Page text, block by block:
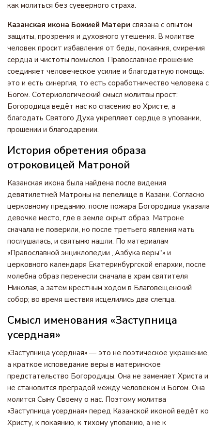
как молиться без суеверного страха.
Казанская икона Божией Матери связана с опытом
защиты, прозрения и духовного утешения. В молитве
человек просит избавления от беды, покаяния, смирения
сердца и чистоты помыслов. Православное прошение
соединяет человеческое усилие и благодатную помощь:
это и есть синергия, то есть соработничество человека с
Богом. Сотериологический смысл молитвы прост:
Богородица ведёт нас ко спасению во Христе, а
благодать Святого Духа укрепляет сердце в уповании,
прошении и благодарении.
История обретения образа
отроковицей Матроной
Казанская икона была найдена после видения
девятилетней Матроны на пепелище в Казани. Согласно
церковному преданию, после пожара Богородица указала
девочке место, где в земле скрыт образ. Матроне
сначала не поверили, но после третьего явления мать
послушалась, и святыню нашли. По материалам
«Православной энциклопедии „Азбука веры“» и
церковного календаря Екатеринбургской епархии, после
молебна образ перенесли сначала в храм святителя
Николая, а затем крестным ходом в Благовещенский
собор; во время шествия исцелились два слепца.
Смысл именования «Заступница
усердная»
«Заступница усердная» — это не поэтическое украшение,
а краткое исповедание веры в материнское
предстательство Богородицы. Она не заменяет Христа и
не становится преградой между человеком и Богом. Она
молится Сыну Своему о нас. Поэтому молитва
«Заступница усердная» перед Казанской иконой ведёт ко
Христу, к покаянию, к тихому упованию, а не к